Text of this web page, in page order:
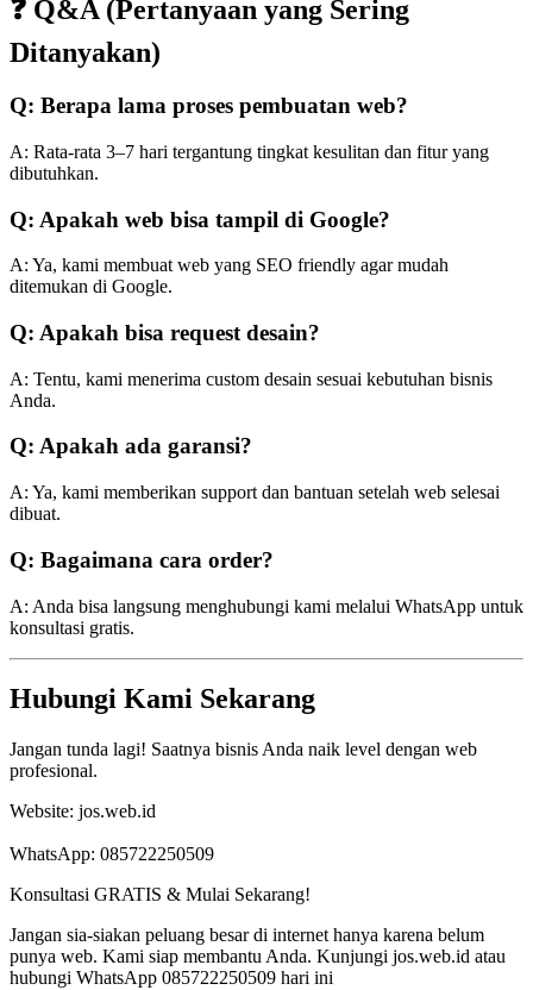
❓ Q&A (Pertanyaan yang Sering
Ditanyakan)
Q: Berapa lama proses pembuatan web?
A: Rata-rata 3–7 hari tergantung tingkat kesulitan dan fitur yang
dibutuhkan.
Q: Apakah web bisa tampil di Google?
A: Ya, kami membuat web yang SEO friendly agar mudah
ditemukan di Google.
Q: Apakah bisa request desain?
A: Tentu, kami menerima custom desain sesuai kebutuhan bisnis
Anda.
Q: Apakah ada garansi?
A: Ya, kami memberikan support dan bantuan setelah web selesai
dibuat.
Q: Bagaimana cara order?
A: Anda bisa langsung menghubungi kami melalui WhatsApp untuk
konsultasi gratis.
Hubungi Kami Sekarang
Jangan tunda lagi! Saatnya bisnis Anda naik level dengan web
profesional.
Website: jos.web.id
WhatsApp: 085722250509
Konsultasi GRATIS & Mulai Sekarang!
Jangan sia-siakan peluang besar di internet hanya karena belum
punya web. Kami siap membantu Anda. Kunjungi jos.web.id atau
hubungi WhatsApp 085722250509 hari ini